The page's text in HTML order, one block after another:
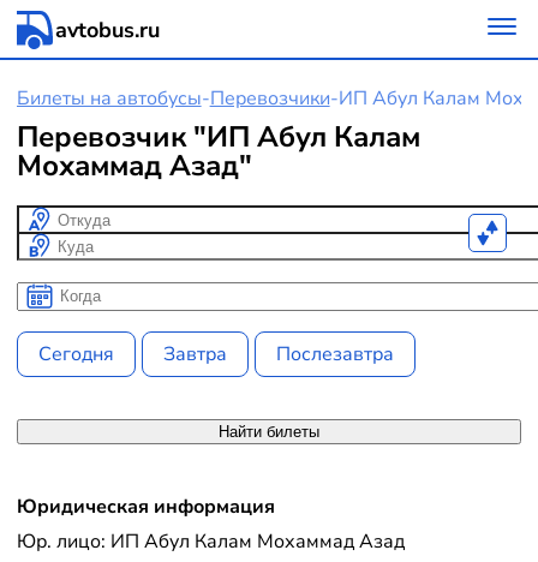
avtobus.ru
Билеты на автобусы-Перевозчики-ИП Абул Калам
Перевозчик "ИП Абул Калам
Мохаммад Азад"
Откуда
Куда
Когда
Когда
Сегодня Завтра Послезавтра
Найти билеты
Юридическая информация
Юр. лицо: ИП Абул Калам Мохаммад Азад